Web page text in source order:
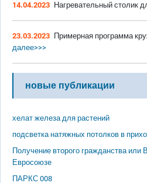
14.04.2023 Нагревательный столик
23.03.2023 Примерная программа
далее>>>
новые публикации
хелат железа для растений
подсветка натяжных потолков в
Получение второго гражданства
Евросоюзе
ПАРКС 008